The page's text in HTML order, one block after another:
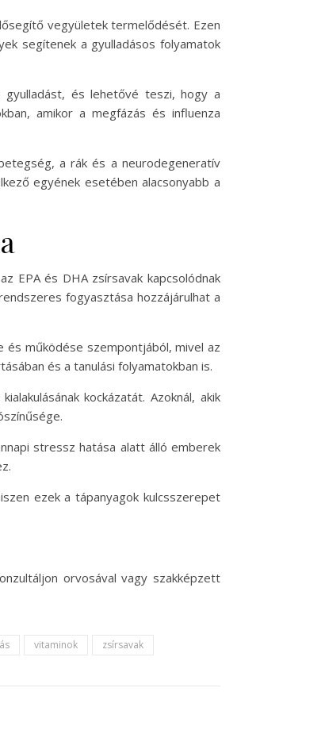
vegyületek termelődését. Ezen
segítenek a gyulladásos folyamatok
gyulladást, és lehetővé teszi, hogy a
amikor a megfázás és influenza
a rák és a neurodegeneratív
egyének esetében alacsonyabb a
EPA és DHA zsírsavak kapcsolódnak
fogyasztása hozzájárulhat a
és működése szempontjából, mivel az
és a tanulási folyamatokban is.
kockázatát. Azoknál, akik
stressz hatása alatt álló emberek
ezek a tápanyagok kulcsszerepet
orvosával vagy szakképzett
vitaminok zsírsavak